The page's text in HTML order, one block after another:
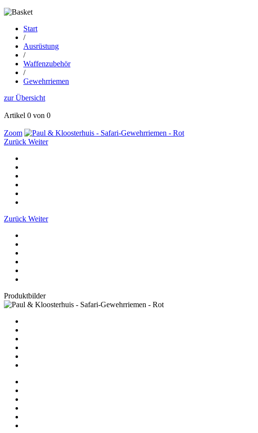
Start
/
Ausrüstung
/
Waffenzubehör
/
Gewehrriemen
zur Übersicht
Artikel 0 von 0
Zoom
Zurück Weiter
Zurück Weiter
Produktbilder